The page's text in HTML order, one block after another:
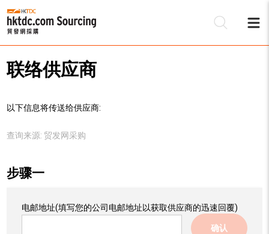
联络供应商
以下信息将传送给供应商:
查询来源: 贸发网采购
步骤一
电邮地址(填写您的公司电邮地址以获取供应商的迅速回覆)
确认